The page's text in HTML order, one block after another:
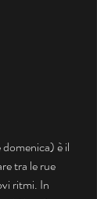
è il
tra le rue
ritmi. In